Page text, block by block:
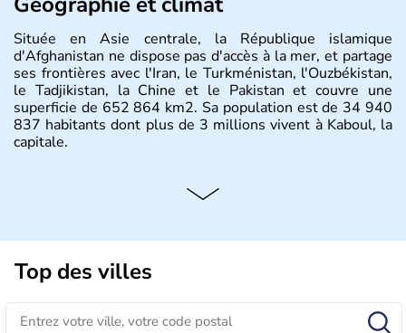
Située en Asie centrale, la République islamique
d'Afghanistan ne dispose pas d'accès à la mer, et partage
ses frontières avec l'Iran, le Turkménistan, l'Ouzbékistan,
le Tadjikistan, la Chine et le Pakistan et couvre une
superficie de 652 864 km2. Sa population est de 34 940
837 habitants dont plus de 3 millions vivent à Kaboul, la
capitale.
Top des villes